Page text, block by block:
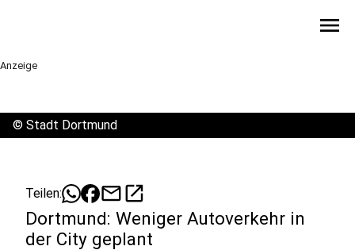
menu
Anzeige
© Stadt Dortmund
Teilen: mailopen_in_new
Dortmund: Weniger Autoverkehr in
der City geplant